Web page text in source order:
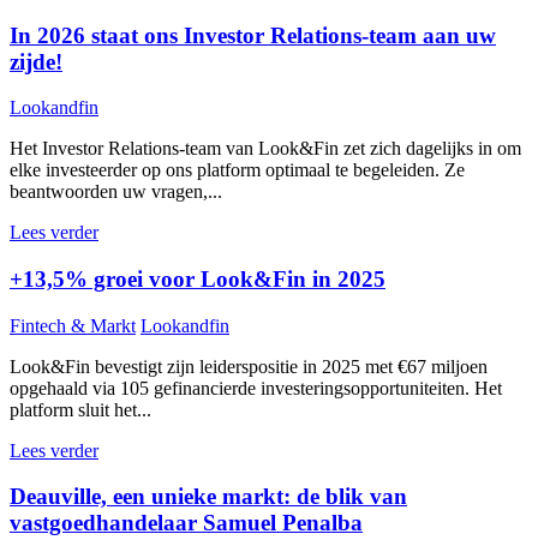
In 2026 staat ons Investor Relations-team aan uw
zijde!
Lookandfin
Het Investor Relations-team van Look&Fin zet zich dagelijks in om
elke investeerder op ons platform optimaal te begeleiden. Ze
beantwoorden uw vragen,...
Lees verder
+13,5% groei voor Look&Fin in 2025
Fintech & Markt Lookandfin
Look&Fin bevestigt zijn leiderspositie in 2025 met €67 miljoen
opgehaald via 105 gefinancierde investeringsopportuniteiten. Het
platform sluit het...
Lees verder
Deauville, een unieke markt: de blik van
vastgoedhandelaar Samuel Penalba